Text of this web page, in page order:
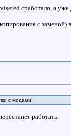
сработало, а
с
с модами.
работать.